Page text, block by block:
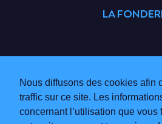
Nous diffusons des cookies afin
traffic sur ce site. Les
concernant l’utilisation que vous
LA
INFO & TARIFS
BÉNÉVOLES
MUSÉES PARTICIPANTS